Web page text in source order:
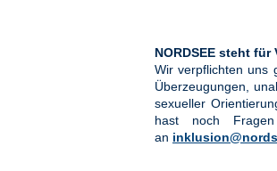
NORDSEE steht für
Wir verpflichten uns
Überzeugungen,
sexueller
hast noch
an